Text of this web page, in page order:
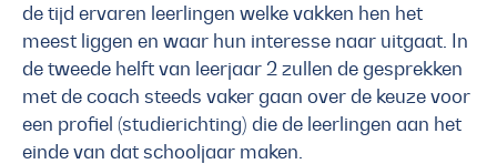
de tijd ervaren leerlingen welke vakken hen het
meest liggen en waar hun interesse naar uitgaat. In
de tweede helft van leerjaar 2 zullen de gesprekken
met de coach steeds vaker gaan over de keuze voor
een profiel (studierichting) die de leerlingen aan het
einde van dat schooljaar maken.